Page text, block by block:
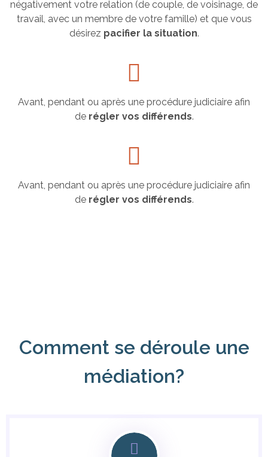
négativement votre relation (de couple, de voisinage, de
travail, avec un membre de votre famille) et que vous
désirez pacifier la situation.
Avant, pendant ou après une procédure judiciaire afin
de régler vos différends.
Avant, pendant ou après une procédure judiciaire afin
de régler vos différends.
Comment se déroule une
médiation?